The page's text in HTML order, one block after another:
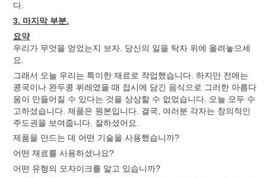
다.
3. 마지막 부분.
요약
우리가 무엇을 얻었는지 보자. 당신의 일을 탁자 위에 올려놓으세
요.
그래서 오늘 우리는 특이한 재료로 작업했습니다. 하지만 전에는
콩국이나 완두콩 퓌레였을 때 접시에 담긴 음식으로 그러한 아름다
움이 만들어질 수 있다는 것을 상상할 수 없었습니다. 오늘 모두 수
고하셨습니다. 제품은 원본입니다. 결국, 여러분 각자는 창의적인
주도권을 보여줍니다. 잘하셨어요.
제품을 만드는 데 어떤 기술을 사용했습니까?
어떤 재료를 사용하셨나요?
어떤 유형의 모자이크를 알고 있습니까?